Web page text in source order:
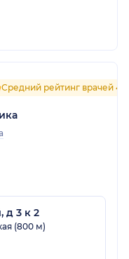
Средний рейтинг врачей 4.7
д 3 к 2
(800 м)